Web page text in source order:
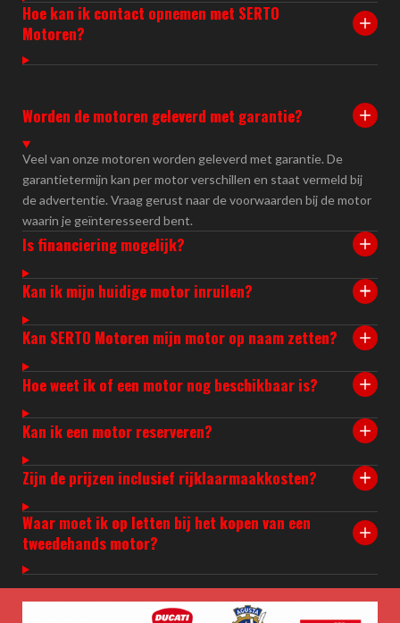
Hoe kan ik contact opnemen met SERTO
Motoren?
Worden de motoren geleverd met garantie?
Veel van onze motoren worden geleverd met garantie. De
garantietermijn kan per motor verschillen en staat vermeld bij
de advertentie. Vraag gerust naar de voorwaarden bij de motor
waarin je geïnteresseerd bent.
Is financiering mogelijk?
Kan ik mijn huidige motor inruilen?
Kan SERTO Motoren mijn motor op naam zetten?
Hoe weet ik of een motor nog beschikbaar is?
Kan ik een motor reserveren?
Zijn de prijzen inclusief rijklaarmaakkosten?
Waar moet ik op letten bij het kopen van een
tweedehands motor?